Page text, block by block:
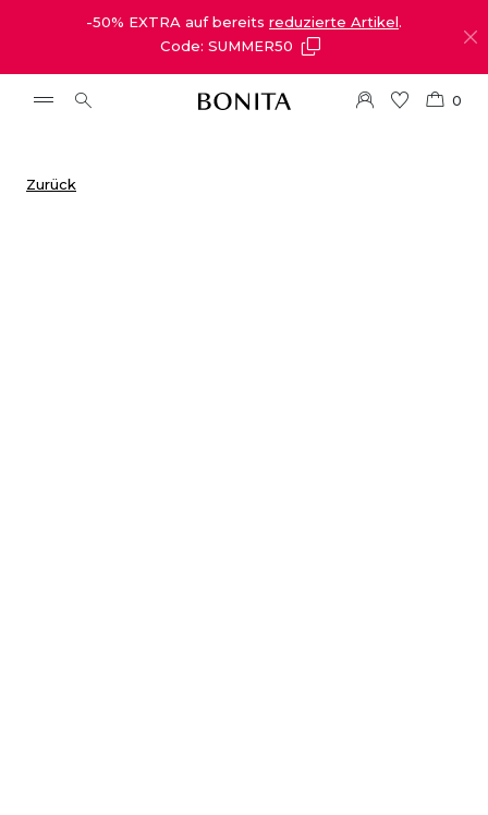
-50% EXTRA auf bereits reduzierte Artikel.
Code: SUMMER50
0
Zurück